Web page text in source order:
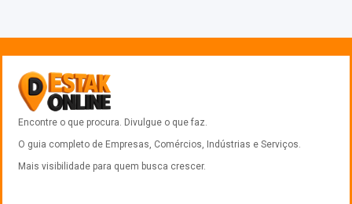
Encontre o que procura. Divulgue o que faz.
O guia completo de Empresas, Comércios, Indústrias e Serviços.
Mais visibilidade para quem busca crescer.